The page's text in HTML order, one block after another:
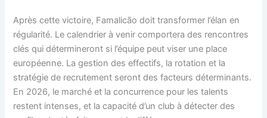
Après cette victoire, Famalicão doit transformer l’élan en
régularité. Le calendrier à venir comportera des rencontres
clés qui détermineront si l’équipe peut viser une place
européenne. La gestion des effectifs, la rotation et la
stratégie de recrutement seront des facteurs déterminants.
En 2026, le marché et la concurrence pour les talents
restent intenses, et la capacité d’un club à détecter des